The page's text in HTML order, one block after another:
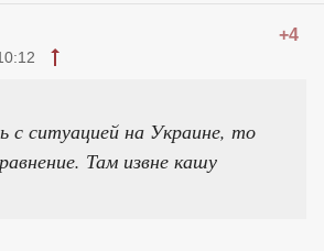
+4
с ситуацией на Украине, то
Там извне кашу